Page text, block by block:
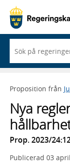
du
börjar
skriva
framträder
lista
med
sökförslag
Proposition från
Nya
Prop. 2023/
Publicerad 03